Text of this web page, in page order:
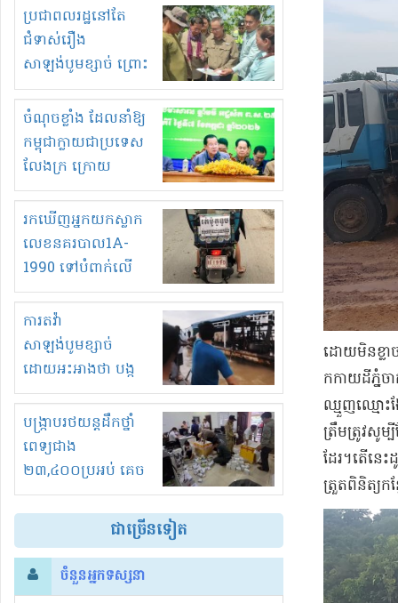
មួយចំនួនទៀត
កំពង់តែគុបគិតគ្នា
ធ្វើសកម្មភាពរកស៊ីនិង
ស្តុកទំនិញគេចពន្ធ?
ប្រជាពលរដ្ឋនៅតែ
ជំទាស់រឿង
សាឡង់បូមខ្សាច់ ព្រោះ
ខ្លាចបាក់ច្រាំងទៀត!
ចំណុចខ្លាំង ដែលនាំឱ្យ
កម្ពុជាក្លាយជាប្រទេស
លែងក្រ ក្រោយ
ឆ្នាំ២០៣០
រកឃើញអ្នកយកស្លាក
លេខនគរបាល1A-
1990 ទៅបំពាក់លើ
ម៉ូតូរបស់ខ្លួន ដាកផ្លាក
រត់ឌុបហើយ
ការតវ៉ា
សាឡង់បូមខ្សាច់
ដោយអះអាងថា បង្ក
បាក់ច្រាំងទន្លេ និង
រំខានទាំងយប់ទាំងថ្ងៃ
បង្ក្រាបរថយន្តដឹកថ្នាំ
ពេទ្យជាង
២៣,៤០០ប្រអប់ គេច
ពន្ធនិងអត់ច្បាប់នាំ
ចូល!?
ជាច្រើនទៀត
ចំនួនអ្នកទស្សនា
ដោយ​មិន​ខ្លា
កកាយ​ដីភ្នំ​ច
ឈ្មួញ​ឈ្មោះ​ង៉
ត្រឹមត្រូវ​សូម្
ដែរ​។​តើ​នេ
ត្រួតពិនិត្យ​ក